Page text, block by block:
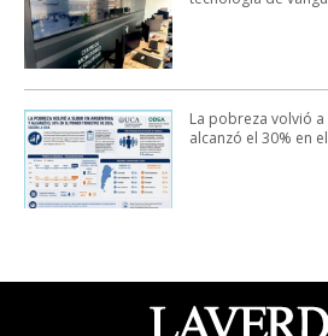
La pobreza volvió
alcanzó el 30% en